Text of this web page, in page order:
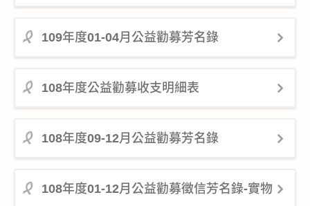
109年度01-04月公益勸募芳名錄
108年度公益勸募收支明細表
108年度09-12月公益勸募芳名錄
108年度01-12月公益勸募徵信芳名錄-實物